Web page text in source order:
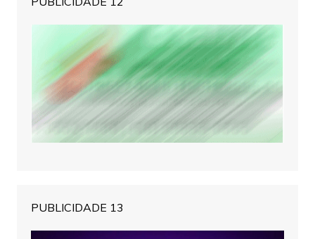
PUBLICIDADE 13